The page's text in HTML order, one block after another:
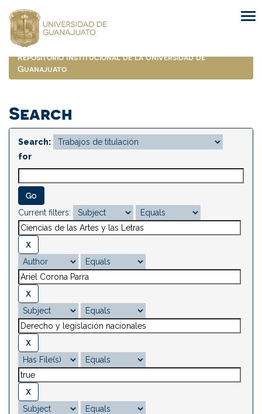
navigation
Repositorio Institucional de la Universidad de
Guanajuato
Search
Search:
for
Current filters: